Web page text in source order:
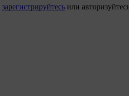
зарегистрируйтесь или